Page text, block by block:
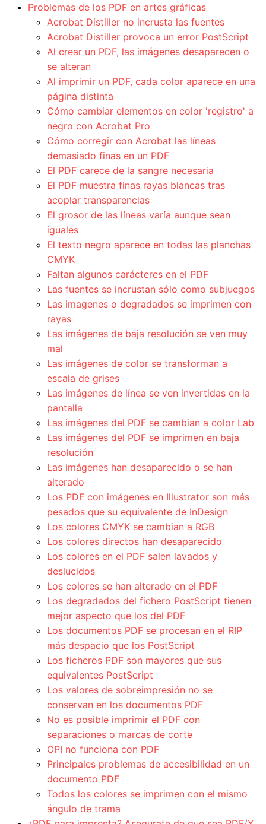
Problemas de los PDF en artes gráficas
Acrobat Distiller no incrusta las fuentes
Acrobat Distiller provoca un error PostScript
Al crear un PDF, las imágenes desaparecen o
se alteran
Al imprimir un PDF, cada color aparece en una
página distinta
Cómo cambiar elementos en color 'registro' a
negro con Acrobat Pro
Cómo corregir con Acrobat las líneas
demasiado finas en un PDF
El PDF carece de la sangre necesaria
El PDF muestra finas rayas blancas tras
acoplar transparencias
El grosor de las líneas varía aunque sean
iguales
El texto negro aparece en todas las planchas
CMYK
Faltan algunos carácteres en el PDF
Las fuentes se incrustan sólo como subjuegos
Las imagenes o degradados se imprimen con
rayas
Las imágenes de baja resolución se ven muy
mal
Las imágenes de color se transforman a
escala de grises
Las imágenes de línea se ven invertidas en la
pantalla
Las imágenes del PDF se cambian a color Lab
Las imágenes del PDF se imprimen en baja
resolución
Las imágenes han desaparecido o se han
alterado
Los PDF con imágenes en Illustrator son más
pesados que su equivalente de InDesign
Los colores CMYK se cambian a RGB
Los colores directos han desaparecido
Los colores en el PDF salen lavados y
deslucidos
Los colores se han alterado en el PDF
Los degradados del fichero PostScript tienen
mejor aspecto que los del PDF
Los documentos PDF se procesan en el RIP
más despacio que los PostScript
Los ficheros PDF son mayores que sus
equivalentes PostScript
Los valores de sobreimpresión no se
conservan en los documentos PDF
No es posible imprimir el PDF con
separaciones o marcas de corte
OPI no funciona con PDF
Principales problemas de accesibilidad en un
documento PDF
Todos los colores se imprimen con el mismo
ángulo de trama